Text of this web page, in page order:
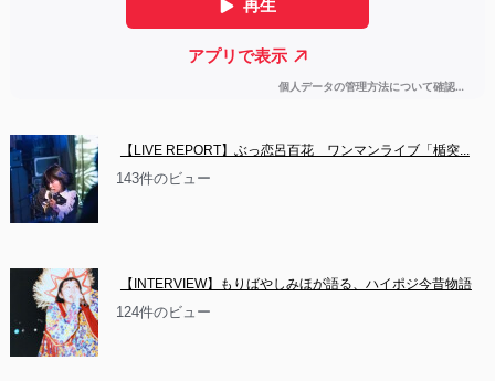
【LIVE REPORT】ぶっ恋呂百花　ワンマンライブ「楯突...
143件のビュー
【INTERVIEW】もりばやしみほが語る、ハイポジ今昔物語
124件のビュー